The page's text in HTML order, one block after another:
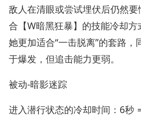
敌人在清眼或尝试埋伏后仍然
合【W暗黑狂暴】的技能冷却
她更加适合“一击脱离”的套路，
于爆发，但追击能力更弱。
被动-暗影迷踪
进入潜行状态的冷却时间：6